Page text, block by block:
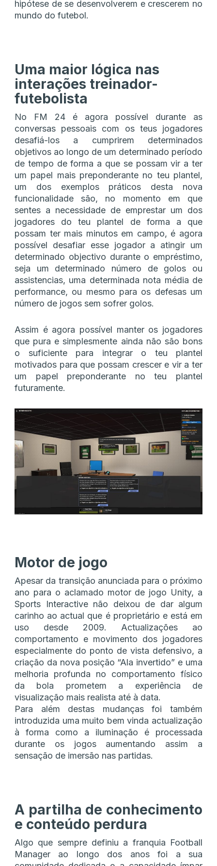
hipótese de se desenvolverem e crescerem no
mundo do futebol.
Uma maior lógica nas
interações treinador-
futebolista
No FM 24 é agora possível durante as
conversas pessoais com os teus jogadores
desafiá-los a cumprirem determinados
objetivos ao longo de um determinado período
de tempo de forma a que se possam vir a ter
um papel mais preponderante no teu plantel,
um dos exemplos práticos desta nova
funcionalidade são, no momento em que
sentes a necessidade de emprestar um dos
jogadores do teu plantel de forma a que
possam ter mais minutos em campo, é agora
possível desafiar esse jogador a atingir um
determinado objectivo durante o empréstimo,
seja um determinado número de golos ou
assistencias, uma determinada nota média de
performance, ou mesmo para os defesas um
número de jogos sem sofrer golos.
Assim é agora possível manter os jogadores
que pura e simplesmente ainda não são bons
o suficiente para integrar o teu plantel
motivados para que possam crescer e vir a ter
um papel preponderante no teu plantel
futuramente.
Motor de jogo
Apesar da transição anunciada para o próximo
ano para o aclamado motor de jogo Unity, a
Sports Interactive não deixou de dar algum
carinho ao actual que é proprietário e está em
uso desde 2009. Actualizações ao
comportamento e movimento dos jogadores
especialmente do ponto de vista defensivo, a
criação da nova posição “Ala invertido” e uma
melhoria profunda no comportamento físico
da bola prometem a experiência de
visualização mais realista até à data.
Para além destas mudanças foi também
introduzida uma muito bem vinda actualização
à forma como a iluminação é processada
durante os jogos aumentando assim a
sensação de imersão nas partidas.
A partilha de conhecimento
e conteúdo perdura
Algo que sempre definiu a franquia Football
Manager ao longo dos anos foi a sua